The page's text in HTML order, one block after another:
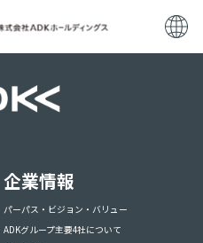
企業情報
パーパス・ビジョン・バリュー
ADKグループ主要4社について